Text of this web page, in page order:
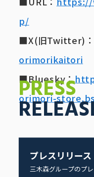
PRESS
プレスリリース
三木森グループのプ
p/
■X(旧Twitter)：
orimorikaitori
■Bluesky：
orimori-